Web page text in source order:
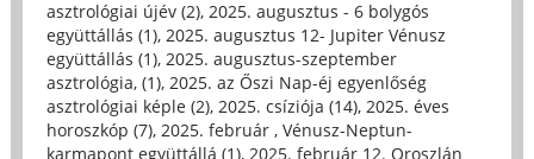
asztrológiai újév (2), 2025. augusztus - 6 bolygós
együttállás (1), 2025. augusztus 12- Jupiter Vénusz
együttállás (1), 2025. augusztus-szeptember
asztrológia, (1), 2025. az Őszi Nap-éj egyenlőség
asztrológiai képle (2), 2025. csíziója (14), 2025. éves
horoszkóp (7), 2025. február , Vénusz-Neptun-
karmapont együttállá (1), 2025. február 12. Oroszlán